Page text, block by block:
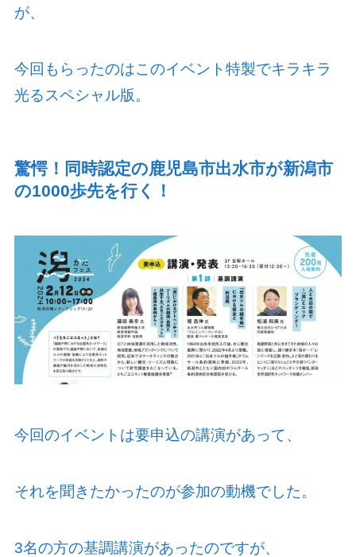
が、
今回もらったのはこのイベント特製でキラキラ
光るスペシャル版。
驚愕！同時認定の鹿児島市出水市が新潟市
の1000歩先を行く！
今回のイベントは要申込の講演があって、
それを聞きたかったのが参加の動機でした。
3名の方の基調講演があったのですが、